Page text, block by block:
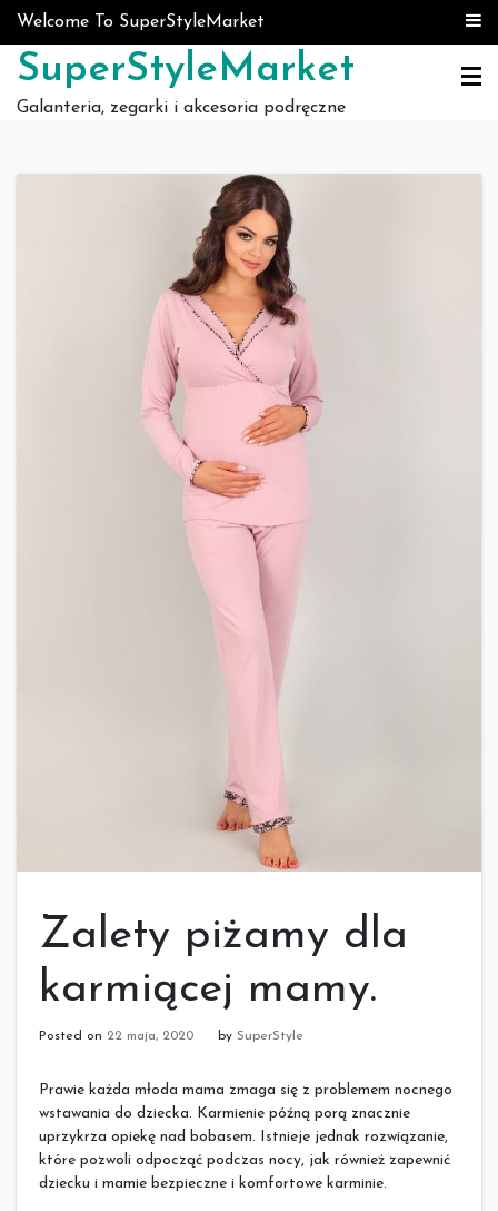
Skip to content
Welcome To SuperStyleMarket
SuperStyleMarket
Galanteria, zegarki i akcesoria podręczne
Zalety piżamy dla
karmiącej mamy.
Posted on 22 maja, 2020 by SuperStyle
Prawie każda młoda mama zmaga się z problemem nocnego
wstawania do dziecka. Karmienie późną porą znacznie
uprzykrza opiekę nad bobasem. Istnieje jednak rozwiązanie,
które pozwoli odpocząć podczas nocy, jak również zapewnić
dziecku i mamie bezpieczne i komfortowe karminie.